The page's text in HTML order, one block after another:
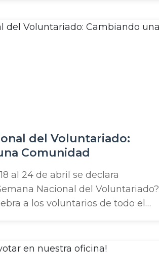
Por supuesto, retribuimos
a nuestros negocios
del Voluntariado:
Comunidad
al 24 de abril se declara
Nacional del Voluntariado?
a los voluntarios de todo el
Por eso organizamos